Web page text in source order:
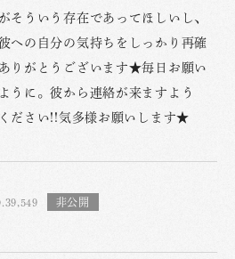
そういう存在であってほしいし、
への自分の気持ちをしっかり再確
りがとうございます★毎日お願い
うに。彼から連絡が来ますよう
ださい!!気多様お願いします★